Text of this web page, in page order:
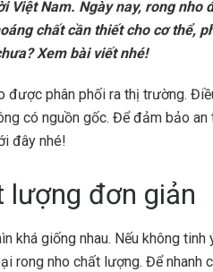
Việt Nam. Ngày nay, rong nho
chất cần thiết cho cơ thể,
Xem bài viết nhé!
được phân phối ra thị trường.
có nguồn gốc. Để đảm bảo an
đây nhé!
lượng đơn giản
khá giống nhau. Nếu không tinh
rong nho chất lượng. Để nhanh